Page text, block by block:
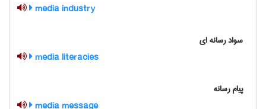
media industry
سواد رسانه ای
media literacies
پیام رسانه